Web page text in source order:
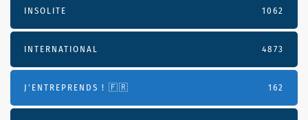
INSOLITE 1062
INTERNATIONAL 4873
J'ENTREPRENDS ! 🇫🇷 162